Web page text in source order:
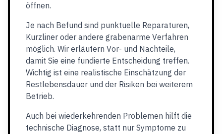
öffnen.
Je nach Befund sind punktuelle Reparaturen,
Kurzliner oder andere grabenarme Verfahren
möglich. Wir erläutern Vor- und Nachteile,
damit Sie eine fundierte Entscheidung treffen.
Wichtig ist eine realistische Einschätzung der
Restlebensdauer und der Risiken bei weiterem
Betrieb.
Auch bei wiederkehrenden Problemen hilft die
technische Diagnose, statt nur Symptome zu